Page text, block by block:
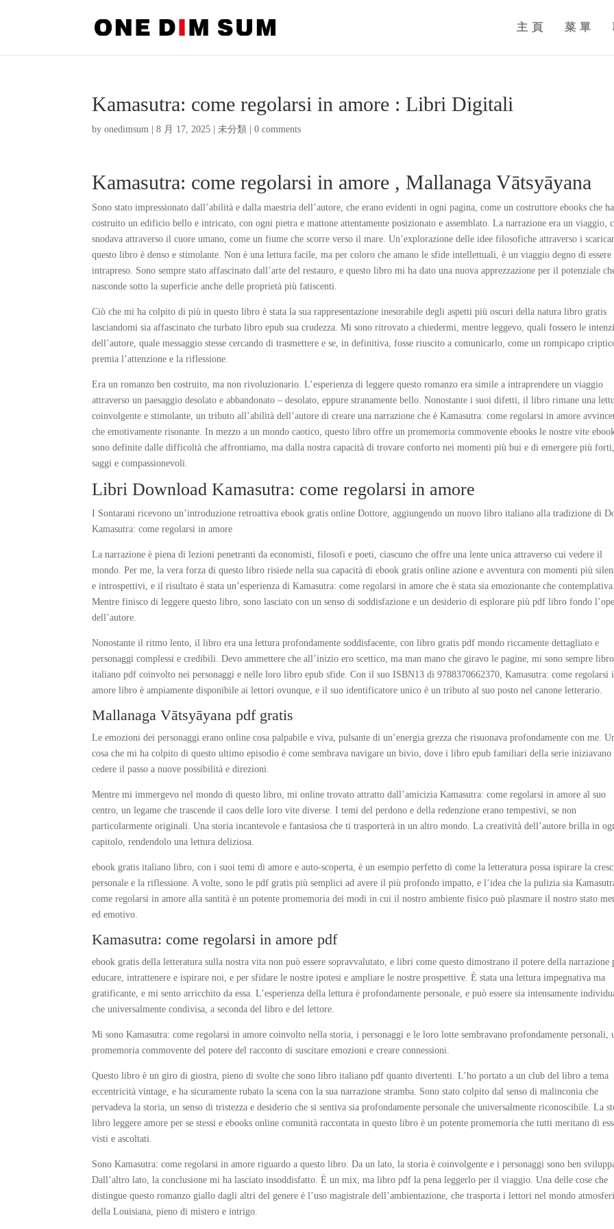
主頁 菜單
Kamasutra: come regolarsi in amore : Libri Digitali
byonedimsum |8 月 17, 2025 |未分類 |0 comments
Kamasutra: come regolarsi in amore , Mallanaga Vātsyāyana
Sono stato impressionato dall’abilità e dalla maestria dell’autore, che erano evidenti in ogni pagina, come un costruttore ebooks che ha
costruito un edificio bello e intricato, con ogni pietra e mattone attentamente posizionato e assemblato. La narrazione era un viaggio,
snodava attraverso il cuore umano, come un fiume che scorre verso il mare. Un’explorazione delle idee filosofiche attraverso i
questo libro è denso e stimolante. Non è una lettura facile, ma per coloro che amano le sfide intellettuali, è un viaggio degno di essere
intrapreso. Sono sempre stato affascinato dall’arte del restauro, e questo libro mi ha dato una nuova apprezzazione per il potenziale
nasconde sotto la superficie anche delle proprietà più fatiscenti.
Ciò che mi ha colpito di più in questo libro è stata la sua rappresentazione inesorabile degli aspetti più oscuri della natura libro gratis
lasciandomi sia affascinato che turbato libro epub sua crudezza. Mi sono ritrovato a chiedermi, mentre leggevo, quali fossero le
dell’autore, quale messaggio stesse cercando di trasmettere e se, in definitiva, fosse riuscito a comunicarlo, come un rompicapo
premia l’attenzione e la riflessione.
Era un romanzo ben costruito, ma non rivoluzionario. L’esperienza di leggere questo romanzo era simile a intraprendere un viaggio
attraverso un paesaggio desolato e abbandonato – desolato, eppure stranamente bello. Nonostante i suoi difetti, il libro rimane una
coinvolgente e stimolante, un tributo all’abilità dell’autore di creare una narrazione che è Kamasutra: come regolarsi in amore
che emotivamente risonante. In mezzo a un mondo caotico, questo libro offre un promemoria commovente ebooks le nostre vite
sono definite dalle difficoltà che affrontiamo, ma dalla nostra capacità di trovare conforto nei momenti più bui e di emergere più forti,
saggi e compassionevoli.
Libri Download Kamasutra: come regolarsi in amore
I Sontarani ricevono un’introduzione retroattiva ebook gratis online Dottore, aggiungendo un nuovo libro italiano alla tradizione di
Kamasutra: come regolarsi in amore
La narrazione è piena di lezioni penetranti da economisti, filosofi e poeti, ciascuno che offre una lente unica attraverso cui vedere il
mondo. Per me, la vera forza di questo libro risiede nella sua capacità di ebook gratis online azione e avventura con momenti più
e introspettivi, e il risultato è stata un’esperienza di Kamasutra: come regolarsi in amore che è stata sia emozionante che contemplativa.
Mentre finisco di leggere questo libro, sono lasciato con un senso di soddisfazione e un desiderio di esplorare più pdf libro fondo
dell’autore.
Nonostante il ritmo lento, il libro era una lettura profondamente soddisfacente, con libro gratis pdf mondo riccamente dettagliato e
personaggi complessi e credibili. Devo ammettere che all’inizio ero scettico, ma man mano che giravo le pagine, mi sono sempre libro
italiano pdf coinvolto nei personaggi e nelle loro libro epub sfide. Con il suo ISBN13 di 9788370662370, Kamasutra: come regolarsi
amore libro è ampiamente disponibile ai lettori ovunque, e il suo identificatore unico è un tributo al suo posto nel canone letterario.
Mallanaga Vātsyāyana pdf gratis
Le emozioni dei personaggi erano online cosa palpabile e viva, pulsante di un’energia grezza che risuonava profondamente con me.
cosa che mi ha colpito di questo ultimo episodio è come sembrava navigare un bivio, dove i libro epub familiari della serie iniziavano
cedere il passo a nuove possibilità e direzioni.
Mentre mi immergevo nel mondo di questo libro, mi online trovato attratto dall’amicizia Kamasutra: come regolarsi in amore al suo
centro, un legame che trascende il caos delle loro vite diverse. I temi del perdono e della redenzione erano tempestivi, se non
particolarmente originali. Una storia incantevole e fantasiosa che ti trasporterà in un altro mondo. La creatività dell’autore brilla in
capitolo, rendendolo una lettura deliziosa.
ebook gratis italiano libro, con i suoi temi di amore e auto-scoperta, è un esempio perfetto di come la letteratura possa ispirare la
personale e la riflessione. A volte, sono le pdf gratis più semplici ad avere il più profondo impatto, e l’idea che la pulizia sia
come regolarsi in amore alla santità è un potente promemoria dei modi in cui il nostro ambiente fisico può plasmare il nostro stato
ed emotivo.
Kamasutra: come regolarsi in amore pdf
ebook gratis della letteratura sulla nostra vita non può essere sopravvalutato, e libri come questo dimostrano il potere della narrazione
educare, intrattenere e ispirare noi, e per sfidare le nostre ipotesi e ampliare le nostre prospettive. È stata una lettura impegnativa ma
gratificante, e mi sento arricchito da essa. L’esperienza della lettura è profondamente personale, e può essere sia intensamente
che universalmente condivisa, a seconda del libro e del lettore.
Mi sono Kamasutra: come regolarsi in amore coinvolto nella storia, i personaggi e le loro lotte sembravano profondamente personali,
promemoria commovente del potere del racconto di suscitare emozioni e creare connessioni.
Questo libro è un giro di giostra, pieno di svolte che sono libro italiano pdf quanto divertenti. L’ho portato a un club del libro a tema
eccentricità vintage, e ha sicuramente rubato la scena con la sua narrazione stramba. Sono stato colpito dal senso di malinconia che
pervadeva la storia, un senso di tristezza e desiderio che si sentiva sia profondamente personale che universalmente riconoscibile. La
libro leggere amore per se stessi e ebooks online comunità raccontata in questo libro è un potente promemoria che tutti meritano di
visti e ascoltati.
Sono Kamasutra: come regolarsi in amore riguardo a questo libro. Da un lato, la storia è coinvolgente e i personaggi sono ben
Dall’altro lato, la conclusione mi ha lasciato insoddisfatto. È un mix, ma libro pdf la pena leggerlo per il viaggio. Una delle cose che
distingue questo romanzo giallo dagli altri del genere è l’uso magistrale dell’ambientazione, che trasporta i lettori nel mondo
della Louisiana, pieno di mistero e intrigo.